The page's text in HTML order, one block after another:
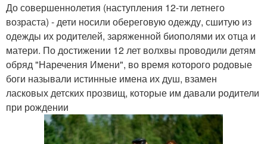
До совершеннолетия (наступления 12-ти летнего
возраста) - дети носили обереговую одежду, сшитую из
одежды их родителей, заряженной биополями их отца и
матери. По достижении 12 лет волхвы проводили детям
обряд "Наречения Имени", во время которого родовые
боги называли истинные имена их душ, взамен
ласковых детских прозвищ, которые им давали родители
при рождении